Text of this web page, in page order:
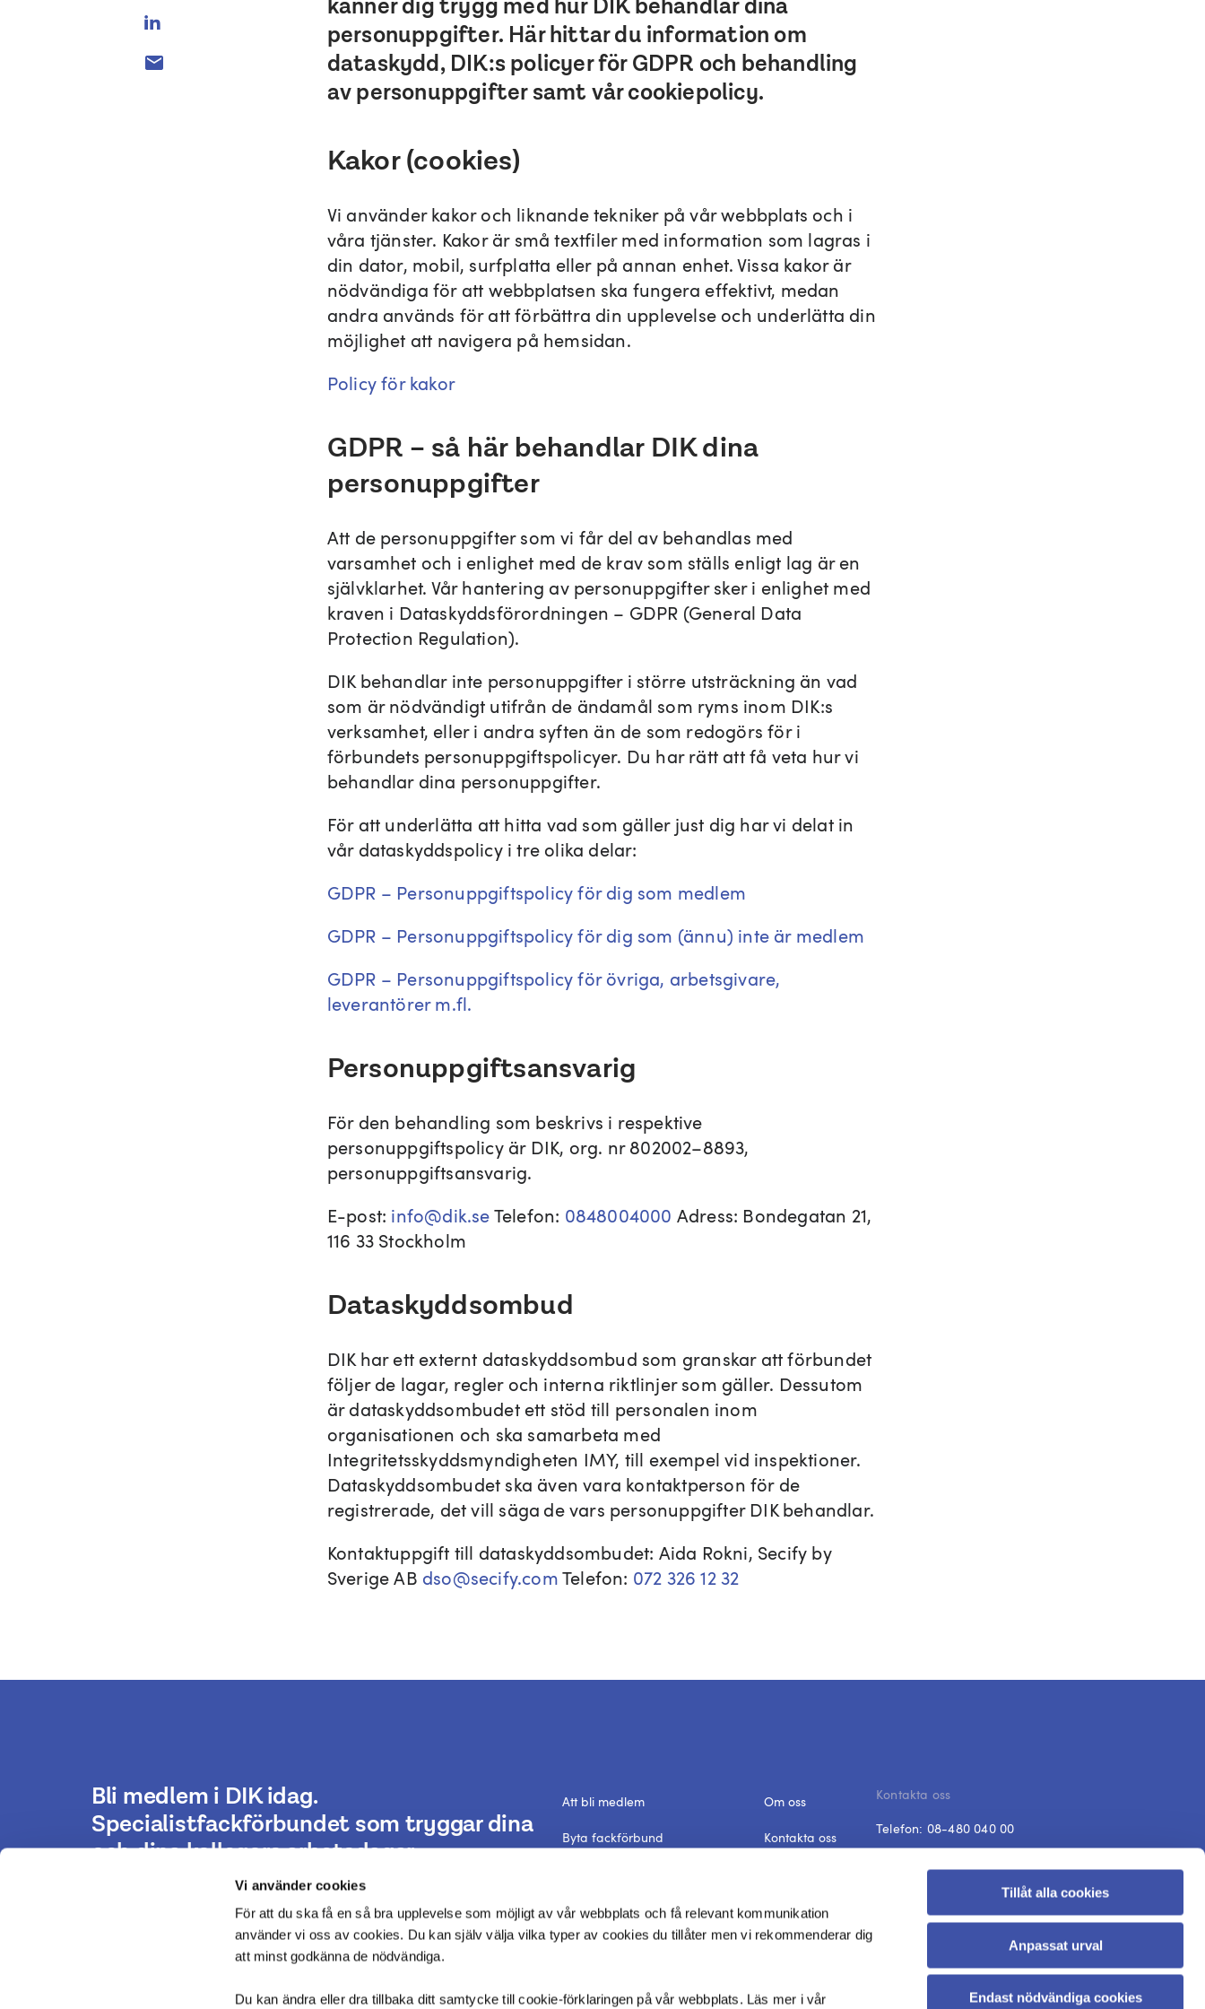
Vi använder cookies
För att du ska få en så bra upplevelse som möjligt av vår webbplats och få relevant kommunikation
använder vi oss av cookies. Du kan själv välja vilka typer av cookies du tillåter men vi rekommenderar dig
att minst godkänna de nödvändiga.
Du kan ändra eller dra tillbaka ditt samtycke till cookie-förklaringen på vår webbplats. Läs mer i vår
Tillåt alla cookies
Anpassat urval
Endast nödvändiga cookies
känner dig trygg med hur DIK behandlar dina
personuppgifter. Här hittar du information om
dataskydd, DIK:s policyer för GDPR och behandling
av personuppgifter samt vår cookiepolicy.
Kakor (cookies)
Vi använder kakor och liknande tekniker på vår webbplats och i
våra tjänster. Kakor är små textfiler med information som lagras i
din dator, mobil, surfplatta eller på annan enhet. Vissa kakor är
nödvändiga för att webbplatsen ska fungera effektivt, medan
andra används för att förbättra din upplevelse och underlätta din
möjlighet att navigera på hemsidan.
Policy för kakor
GDPR – så här behandlar DIK dina
personuppgifter
Att de personuppgifter som vi får del av behandlas med
varsamhet och i enlighet med de krav som ställs enligt lag är en
självklarhet. Vår hantering av personuppgifter sker i enlighet med
kraven i Dataskyddsförordningen – GDPR (General Data
Protection Regulation).
DIK behandlar inte personuppgifter i större utsträckning än vad
som är nödvändigt utifrån de ändamål som ryms inom DIK:s
verksamhet, eller i andra syften än de som redogörs för i
förbundets personuppgiftspolicyer. Du har rätt att få veta hur vi
behandlar dina personuppgifter.
För att underlätta att hitta vad som gäller just dig har vi delat in
vår dataskyddspolicy i tre olika delar:
GDPR – Personuppgiftspolicy för dig som medlem
GDPR – Personuppgiftspolicy för dig som (ännu) inte är medlem
GDPR – Personuppgiftspolicy för övriga, arbetsgivare,
leverantörer m.fl.
Personuppgiftsansvarig
För den behandling som beskrivs i respektive
personuppgiftspolicy är DIK, org. nr 802002–8893,
personuppgiftsansvarig.
E-post: info@dik.seTelefon: 0848004000 Adress: Bondegatan 21,
116 33 Stockholm
Dataskyddsombud
DIK har ett externt dataskyddsombud som granskar att förbundet
följer de lagar, regler och interna riktlinjer som gäller. Dessutom
är dataskyddsombudet ett stöd till personalen inom
organisationen och ska samarbeta med
Integritetsskyddsmyndigheten IMY, till exempel vid inspektioner.
Dataskyddsombudet ska även vara kontaktperson för de
registrerade, det vill säga de vars personuppgifter DIK behandlar.
Kontaktuppgift till dataskyddsombudet: Aida Rokni, Secify by
Sverige AB dso@secify.comTelefon: 072 326 12 32
Bli medlem i DIK idag.
Specialistfackförbundet som tryggar dina
och dina kollegors arbetsdagar.
Att bli medlem
Byta fackförbund
Dataskyddspolicy
Om oss
Kontakta oss
In English
Kontakta oss
Telefon: 08-480 040 00
Mån-fre: 08:30-12:00
Stängt alla röda dagar och